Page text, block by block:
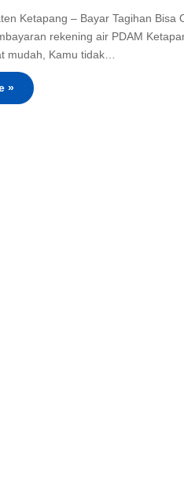
Ketapang – Bayar Tagihan Bisa
rekening air PDAM
mudah, Kamu tidak…
»